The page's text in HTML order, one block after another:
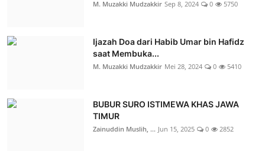
M. Muzakki Mudzakkir Sep 8, 2024 0 5750
Ijazah Doa dari Habib Umar bin Hafidz
saat Membuka...
M. Muzakki Mudzakkir Mei 28, 2024 0 5410
BUBUR SURO ISTIMEWA KHAS JAWA
TIMUR
Zainuddin Muslih, ... Jun 15, 2025 0 2852